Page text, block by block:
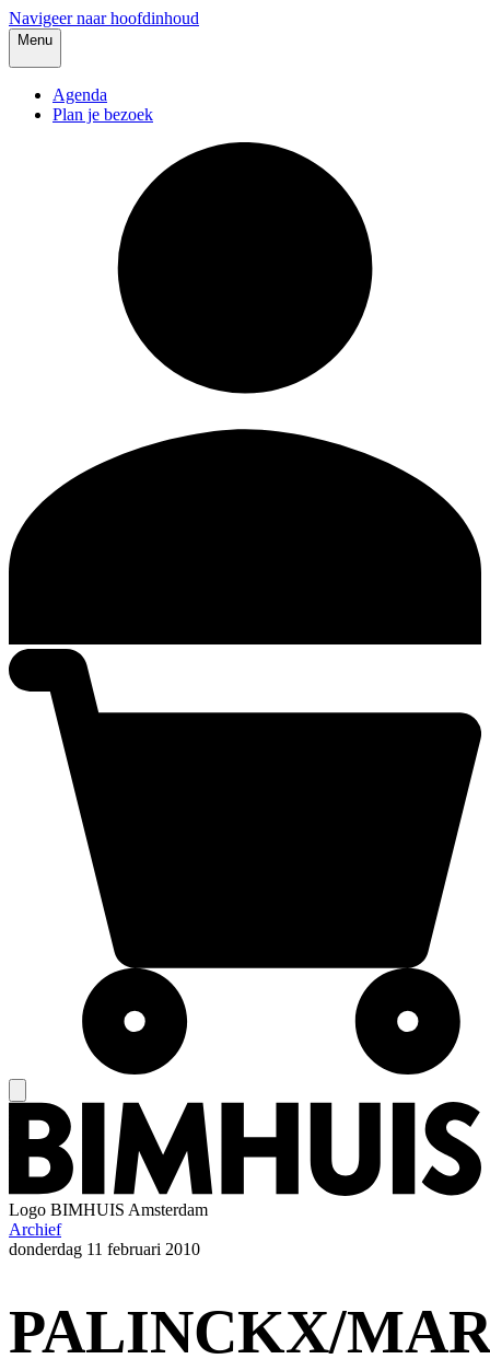
Navigeer naar hoofdinhoud
Menu
Agenda
Plan je bezoek
Logo BIMHUIS Amsterdam
Archief
donderdag 11 februari 2010
PALINCKX/